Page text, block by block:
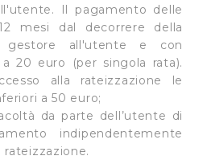
fornire funzionalità dei social
sul modo in cui
sito con i nostri partner. Tali
di analisi dei dati web,
potrebbero combinare le
altre informazioni che l’Utente
raccolto dal suo utilizzo dei
Il pagamento delle
mesi dal decorrere della
gestore all'utente e con
20 euro (per singola rata).
alla rateizzazione le
a 50 euro;
da parte dell’utente di
indipendentemente
rateizzazione.